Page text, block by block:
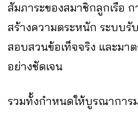
สัมภาระของสมาชิกลูกเรือ
สร้างความตระหนัก ระบบรั
สอบสวนข้อเท็จจริง และมา
อย่างชัดเจน
รวมทั้งกำหนดให้บูรณาการ